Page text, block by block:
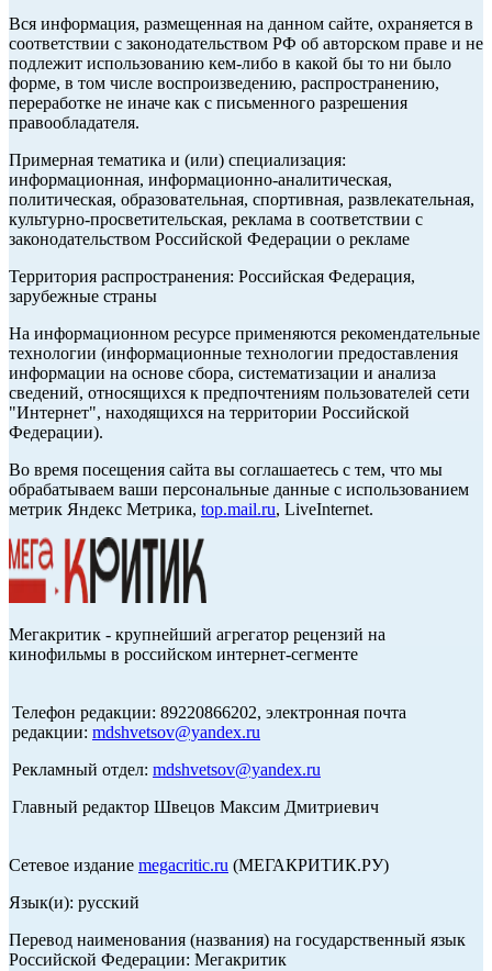
Вся информация, размещенная на данном сайте, охраняется в
соответствии с законодательством РФ об авторском праве и не
подлежит использованию кем-либо в какой бы то ни было
форме, в том числе воспроизведению, распространению,
переработке не иначе как с письменного разрешения
правообладателя.
Примерная тематика и (или) специализация:
информационная, информационно-аналитическая,
политическая, образовательная, спортивная, развлекательная,
культурно-просветительская, реклама в соответствии с
законодательством Российской Федерации о рекламе
Территория распространения: Российская Федерация,
зарубежные страны
На информационном ресурсе применяются рекомендательные
технологии (информационные технологии предоставления
информации на основе сбора, систематизации и анализа
сведений, относящихся к предпочтениям пользователей сети
"Интернет", находящихся на территории Российской
Федерации).
Во время посещения сайта вы соглашаетесь с тем, что мы
обрабатываем ваши персональные данные с использованием
метрик Яндекс Метрика, top.mail.ru, LiveInternet.
Мегакритик - крупнейший агрегатор рецензий на
кинофильмы в российском интернет-сегменте
Телефон редакции: 89220866202, электронная почта
редакции: mdshvetsov@yandex.ru
Рекламный отдел: mdshvetsov@yandex.ru
Главный редактор Швецов Максим Дмитриевич
Сетевое издание megacritic.ru (МЕГАКРИТИК.РУ)
Язык(и): русский
Перевод наименования (названия) на государственный язык
Российской Федерации: Мегакритик